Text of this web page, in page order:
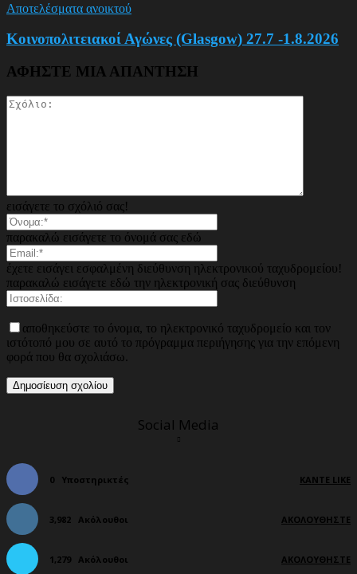
Αποτελέσματα ανοικτού
Κοινοπολιτειακοί Αγώνες (Glasgow) 27.7 -1.8.2026
ΑΦΗΣΤΕ ΜΙΑ ΑΠΑΝΤΗΣΗ
εισάγετε το σχόλιό σας!
παρακαλώ εισάγετε το όνομά σας εδώ
έχετε εισάγει εσφαλμένη διεύθυνση ηλεκτρονικού ταχυδρομείου!
παρακαλώ εισάγετε εδώ την ηλεκτρονική σας διεύθυνση
αποθηκεύστε το όνομα, το ηλεκτρονικό ταχυδρομείο και τον
ιστότοπό μου σε αυτό το πρόγραμμα περιήγησης για την επόμενη
φορά που θα σχολιάσω.
Social Media
0 Υποστηρικτές ΚΆΝΤΕ LIKE
3,982 Ακόλουθοι ΑΚΟΛΟΥΘΉΣΤΕ
1,279 Ακόλουθοι ΑΚΟΛΟΥΘΉΣΤΕ